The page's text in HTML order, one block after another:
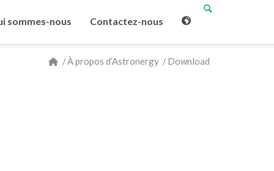
sommes-nous Contactez-nous
/À propos d’Astronergy / Download